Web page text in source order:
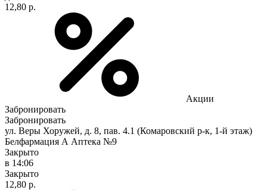
12,80 р.
Акции
Забронировать
Забронировать
ул. Веры Хоружей, д. 8, пав. 4.1 (Комаровский р-к, 1-й этаж)
Белфармация А Аптека №9
Закрыто
в 14:06
Закрыто
12,80 р.